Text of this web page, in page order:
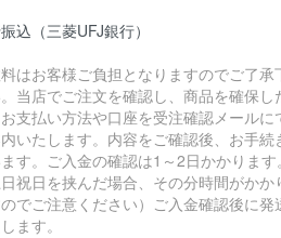
込（三菱UFJ銀行）
はお客様ご負担となりますのでご了承
当店でご注文を確認し、商品を確保し
支払い方法や口座を受注確認メールに
いたします。内容をご確認後、お手続
す。ご入金の確認は1～2日かかります。
日祝日を挟んだ場合、その分時間がかか
でご注意ください）ご入金確認後に発
ます。